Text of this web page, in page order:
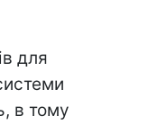
для
в тому